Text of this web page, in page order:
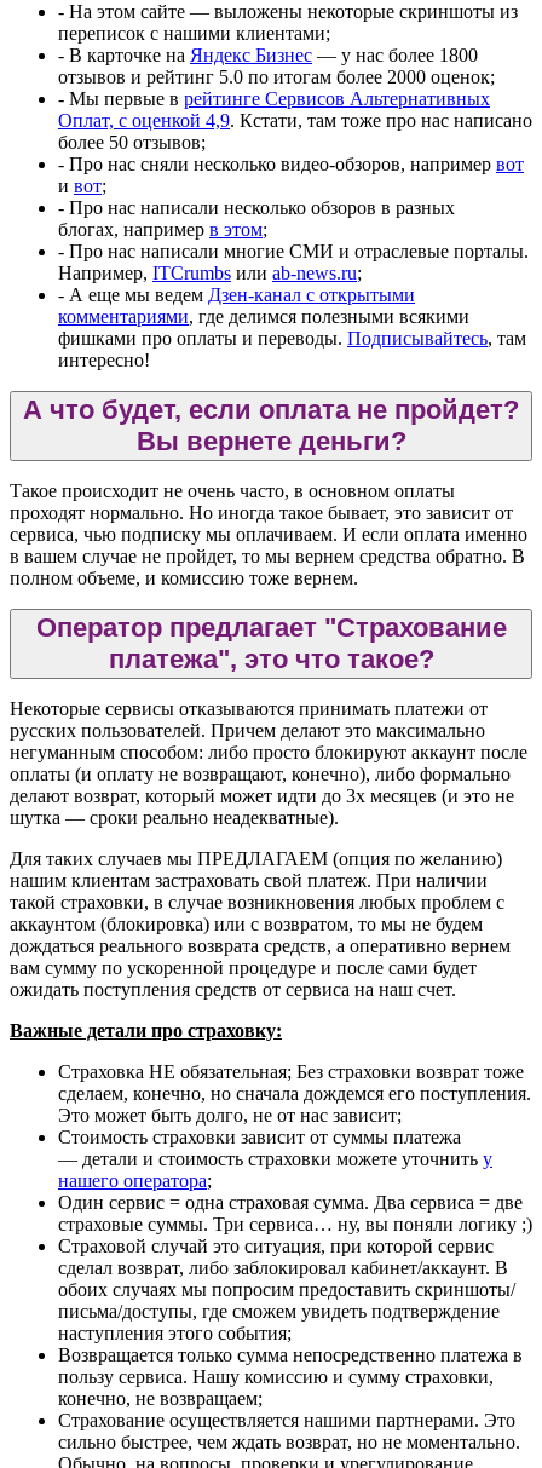
- На этом сайте — выложены некоторые скриншоты из
переписок с нашими клиентами;
- В карточке на Яндекс Бизнес — у нас более 1800
отзывов и рейтинг 5.0 по итогам более 2000 оценок;
- Мы первые в рейтинге Сервисов Альтернативных
Оплат, с оценкой 4,9. Кстати, там тоже про нас написано
более 50 отзывов;
- Про нас сняли несколько видео-обзоров, например вот
и вот;
- Про нас написали несколько обзоров в разных
блогах, например в этом;
- Про нас написали многие СМИ и отраслевые порталы.
Например, ITCrumbs или ab-news.ru;
- А еще мы ведем Дзен-канал с открытыми
комментариями, где делимся полезными всякими
фишками про оплаты и переводы. Подписывайтесь, там
интересно!
А что будет, если оплата не пройдет?
Вы вернете деньги?
Такое происходит не очень часто, в основном оплаты
проходят нормально. Но иногда такое бывает, это зависит от
сервиса, чью подписку мы оплачиваем. И если оплата именно
в вашем случае не пройдет, то мы вернем средства обратно. В
полном объеме, и комиссию тоже вернем.
Оператор предлагает "Страхование
платежа", это что такое?
Некоторые сервисы отказываются принимать платежи от
русских пользователей. Причем делают это максимально
негуманным способом: либо просто блокируют аккаунт после
оплаты (и оплату не возвращают, конечно), либо формально
делают возврат, который может идти до 3х месяцев (и это не
шутка — сроки реально неадекватные).
Для таких случаев мы ПРЕДЛАГАЕМ (опция по желанию)
нашим клиентам застраховать свой платеж. При наличии
такой страховки, в случае возникновения любых проблем с
аккаунтом (блокировка) или с возвратом, то мы не будем
дождаться реального возврата средств, а оперативно вернем
вам сумму по ускоренной процедуре и после сами будет
ожидать поступления средств от сервиса на наш счет.
Важные детали про страховку:
Страховка НЕ обязательная; Без страховки возврат тоже
сделаем, конечно, но сначала дождемся его поступления.
Это может быть долго, не от нас зависит;
Стоимость страховки зависит от суммы платежа
— детали и стоимость страховки можете уточнить у
нашего оператора;
Один сервис = одна страховая сумма. Два сервиса = две
страховые суммы. Три сервиса… ну, вы поняли логику ;)
Страховой случай это ситуация, при которой сервис
сделал возврат, либо заблокировал кабинет/аккаунт. В
обоих случаях мы попросим предоставить скриншоты/
письма/доступы, где сможем увидеть подтверждение
наступления этого события;
Возвращается только сумма непосредственно платежа в
пользу сервиса. Нашу комиссию и сумму страховки,
конечно, не возвращаем;
Страхование осуществляется нашими партнерами. Это
сильно быстрее, чем ждать возврат, но не моментально.